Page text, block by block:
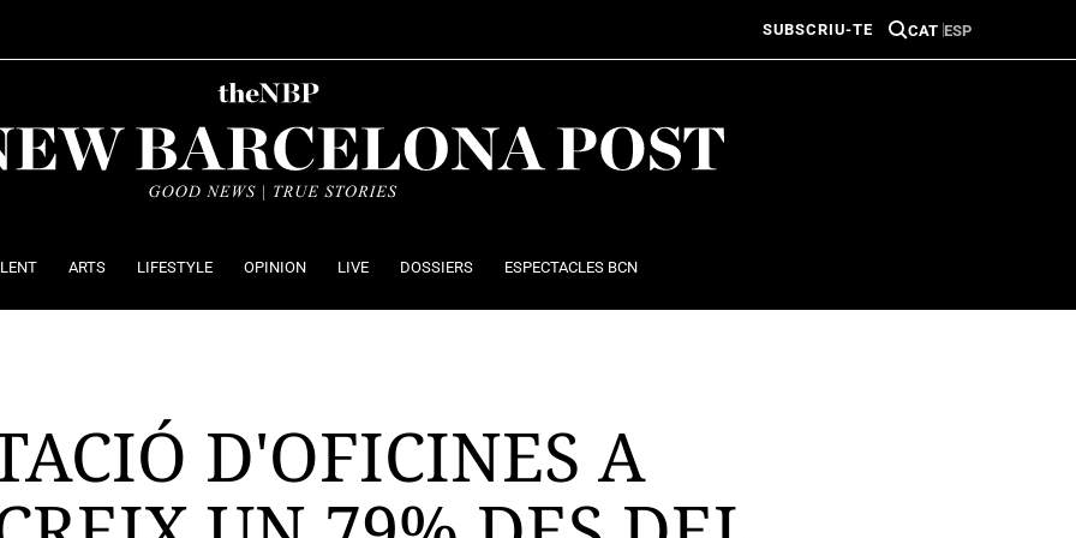
SUBSCRIU-TE CAT ESP
ARTS LIFESTYLE OPINION LIVE DOSSIERS ESPECTACLES BCN
D'OFICINES A